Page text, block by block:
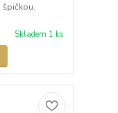
Skladem 1 ks